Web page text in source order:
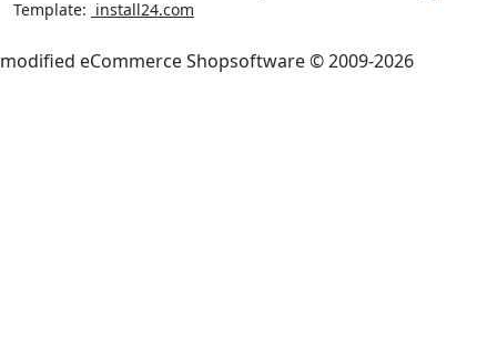
Template: install24.com
modified eCommerce Shopsoftware © 2009-2026